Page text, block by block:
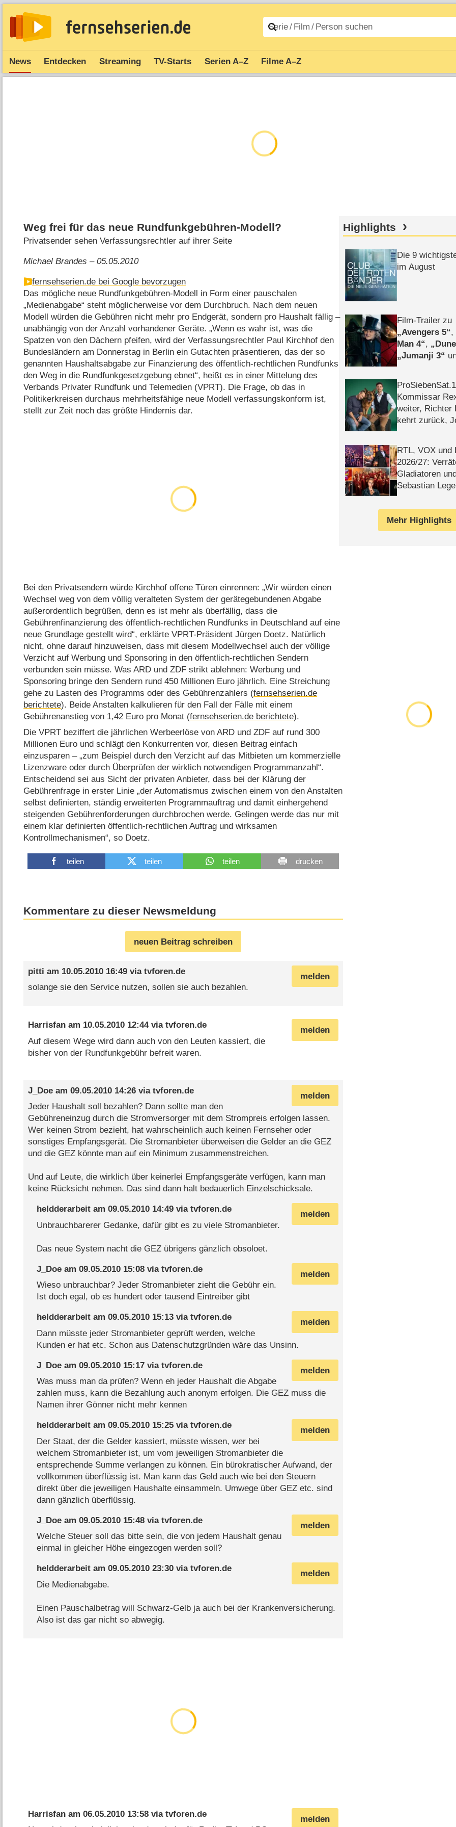
News Entdecken Streaming TV-Starts Serien A–Z Filme A–Z
Weg frei für das neue Rundfunkgebühren-Modell?
Privatsender sehen Verfassungsrechtler auf ihrer Seite
Michael Brandes – 05.05.2010
fernsehserien.de bei Google bevorzugen
Das mögliche neue Rundfunkgebühren-Modell in Form einer pauschalen
„Medienabgabe“ steht möglicherweise vor dem Durchbruch. Nach dem neuen
Modell würden die Gebühren nicht mehr pro Endgerät, sondern pro Haushalt fällig –
unabhängig von der Anzahl vorhandener Geräte. „Wenn es wahr ist, was die
Spatzen von den Dächern pfeifen, wird der Verfassungsrechtler Paul Kirchhof den
Bundesländern am Donnerstag in Berlin ein Gutachten präsentieren, das der so
genannten Haushaltsabgabe zur Finanzierung des öffentlich-rechtlichen Rundfunks
den Weg in die Rundfunkgesetzgebung ebnet“, heißt es in einer Mittelung des
Verbands Privater Rundfunk und Telemedien (VPRT). Die Frage, ob das in
Politikerkreisen durchaus mehrheitsfähige neue Modell verfassungskonform ist,
stellt zur Zeit noch das größte Hindernis dar.
Bei den Privatsendern würde Kirchhof offene Türen einrennen: „Wir würden einen
Wechsel weg von dem völlig veralteten System der gerätegebundenen Abgabe
außerordentlich begrüßen, denn es ist mehr als überfällig, dass die
Gebührenfinanzierung des öffentlich-rechtlichen Rundfunks in Deutschland auf eine
neue Grundlage gestellt wird“, erklärte VPRT-Präsident Jürgen Doetz. Natürlich
nicht, ohne darauf hinzuweisen, dass mit diesem Modellwechsel auch der völlige
Verzicht auf Werbung und Sponsoring in den öffentlich-rechtlichen Sendern
verbunden sein müsse. Was ARD und ZDF strikt ablehnen: Werbung und
Sponsoring bringe den Sendern rund 450 Millionen Euro jährlich. Eine Streichung
gehe zu Lasten des Programms oder des Gebührenzahlers (fernsehserien.de
berichtete). Beide Anstalten kalkulieren für den Fall der Fälle mit einem
Gebührenanstieg von 1,42 Euro pro Monat (fernsehserien.de berichtete).
Die VPRT beziffert die jährlichen Werbeerlöse von ARD und ZDF auf rund 300
Millionen Euro und schlägt den Konkurrenten vor, diesen Beitrag einfach
einzusparen – „zum Beispiel durch den Verzicht auf das Mitbieten um kommerzielle
Lizenzware oder durch Überprüfen der wirklich notwendigen Programmanzahl“.
Entscheidend sei aus Sicht der privaten Anbieter, dass bei der Klärung der
Gebührenfrage in erster Linie „der Automatismus zwischen einem von den Anstalten
selbst definierten, ständig erweiterten Programmauftrag und damit einhergehend
steigenden Gebührenforderungen durchbrochen werde. Gelingen werde das nur mit
einem klar definierten öffentlich-rechtlichen Auftrag und wirksamen
Kontrollmechanismen“, so Doetz.
teilen teilen teilen drucken
Kommentare zu dieser Newsmeldung
neuen Beitrag schreiben
melden
pitti am 10.05.2010 16:49via tvforen.de
solange sie den Service nutzen, sollen sie auch bezahlen.
melden
Harrisfanam 10.05.2010 12:44via tvforen.de
Auf diesem Wege wird dann auch von den Leuten kassiert, die
bisher von der Rundfunkgebühr befreit waren.
melden
J_Doeam 09.05.2010 14:26via tvforen.de
Jeder Haushalt soll bezahlen? Dann sollte man den
Gebühreneinzug durch die Stromversorger mit dem Strompreis erfolgen lassen.
Wer keinen Strom bezieht, hat wahrscheinlich auch keinen Fernseher oder
sonstiges Empfangsgerät. Die Stromanbieter überweisen die Gelder an die GEZ
und die GEZ könnte man auf ein Minimum zusammenstreichen.
Und auf Leute, die wirklich über keinerlei Empfangsgeräte verfügen, kann man
keine Rücksicht nehmen. Das sind dann halt bedauerlich Einzelschicksale.
melden
heldderarbeitam 09.05.2010 14:49via tvforen.de
Unbrauchbarerer Gedanke, dafür gibt es zu viele Stromanbieter.
Das neue System nacht die GEZ übrigens gänzlich obsoloet.
melden
J_Doeam 09.05.2010 15:08via tvforen.de
Wieso unbrauchbar? Jeder Stromanbieter zieht die Gebühr ein.
Ist doch egal, ob es hundert oder tausend Eintreiber gibt
melden
heldderarbeitam 09.05.2010 15:13via tvforen.de
Dann müsste jeder Stromanbieter geprüft werden, welche
Kunden er hat etc. Schon aus Datenschutzgründen wäre das Unsinn.
melden
J_Doeam 09.05.2010 15:17via tvforen.de
Was muss man da prüfen? Wenn eh jeder Haushalt die Abgabe
zahlen muss, kann die Bezahlung auch anonym erfolgen. Die GEZ muss die
Namen ihrer Gönner nicht mehr kennen
melden
heldderarbeitam 09.05.2010 15:25via tvforen.de
Der Staat, der die Gelder kassiert, müsste wissen, wer bei
welchem Stromanbieter ist, um vom jeweiligen Stromanbieter die
entsprechende Summe verlangen zu können. Ein bürokratischer Aufwand, der
vollkommen überflüssig ist. Man kann das Geld auch wie bei den Steuern
direkt über die jeweiligen Haushalte einsammeln. Umwege über GEZ etc. sind
dann gänzlich überflüssig.
melden
J_Doeam 09.05.2010 15:48via tvforen.de
Welche Steuer soll das bitte sein, die von jedem Haushalt genau
einmal in gleicher Höhe eingezogen werden soll?
melden
heldderarbeitam 09.05.2010 23:30via tvforen.de
Die Medienabgabe.
Einen Pauschalbetrag will Schwarz-Gelb ja auch bei der Krankenversicherung.
Also ist das gar nicht so abwegig.
melden
Harrisfanam 06.05.2010 13:58via tvforen.de
Highlights
Die 9
im August
Film-Trailer zu
Avengers 5 ,
Man 4 ,
Jumanji 3
Kommissar
weiter, Richter
kehrt zurück,
RTL, VOX und
2026/​27:
Gladiatoren
Sebastian Lege
Mehr Highlights